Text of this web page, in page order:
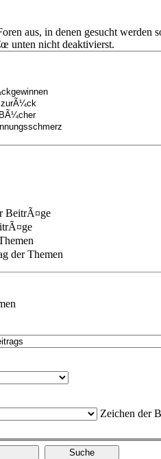
aus, in denen gesucht
unten nicht deaktivierst.
BeitrÃ¤ge
der Themen
Zeichen der